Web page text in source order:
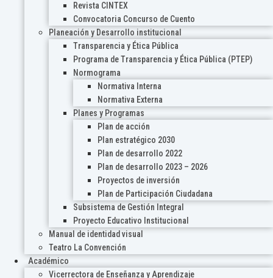
Revista CINTEX
Convocatoria Concurso de Cuento
Planeación y Desarrollo institucional
Transparencia y Ética Pública
Programa de Transparencia y Ética Pública (PTEP)
Normograma
Normativa Interna
Normativa Externa
Planes y Programas
Plan de acción
Plan estratégico 2030
Plan de desarrollo 2022
Plan de desarrollo 2023 – 2026
Proyectos de inversión
Plan de Participación Ciudadana
Subsistema de Gestión Integral
Proyecto Educativo Institucional
Manual de identidad visual
Teatro La Convención
Académico
Vicerrectora de Enseñanza y Aprendizaje